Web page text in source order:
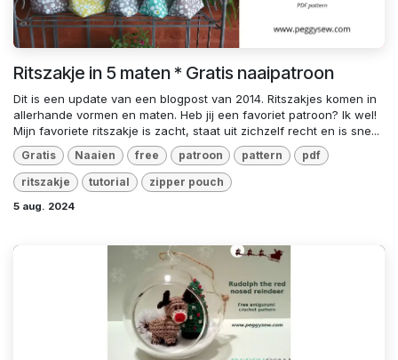
Ritszakje in 5 maten * Gratis naaipatroon
Dit is een update van een blogpost van 2014. Ritszakjes komen in
allerhande vormen en maten. Heb jij een favoriet patroon? Ik wel!
Mijn favoriete ritszakje is zacht, staat uit zichzelf recht en is sne...
Gratis Naaien free patroon pattern pdf
ritszakje tutorial zipper pouch
5 aug. 2024